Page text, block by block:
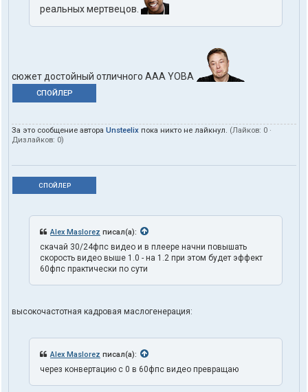
реальных мертвецов.
сюжет достойный отличного AAA YOBA
СПОЙЛЕР
За это сообщение автора Unsteelix пока никто не лайкнул. (Лайков: 0 ·
Дизлайков: 0)
СПОЙЛЕР
Alex Maslorez писал(а):
скачай 30/24фпс видео и в плеере начни повышать
скорость видео выше 1.0 - на 1.2 при этом будет эффект
60фпс практически по сути
высокочастотная кадровая маслогенерация:
Alex Maslorez писал(а):
через конвертацию с 0 в 60фпс видео превращаю